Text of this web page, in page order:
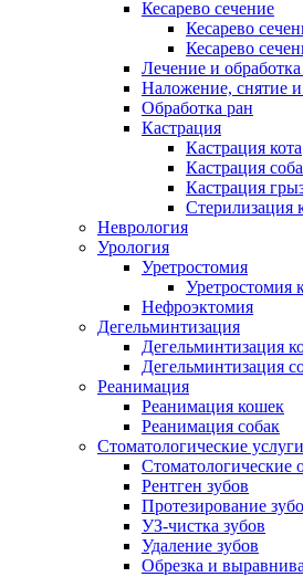
Кесарево сечение
Кесарево
Кесарево
Лечение и
Наложение, снятие
Обработка ран
Кастрация
Кастрация кота
Кастрация
Кастрация
Стерилизация
Неврология
Урология
Уретростомия
Уретростомия
Нефроэктомия
Дегельминтизация
Дегельминтизация
Дегельминтизация
Реанимация
Реанимация кошек
Реанимация собак
Стоматологические услуги
Стоматологические
Рентген зубов
Протезирование
УЗ-чистка зубов
Удаление зубов
Обрезка и